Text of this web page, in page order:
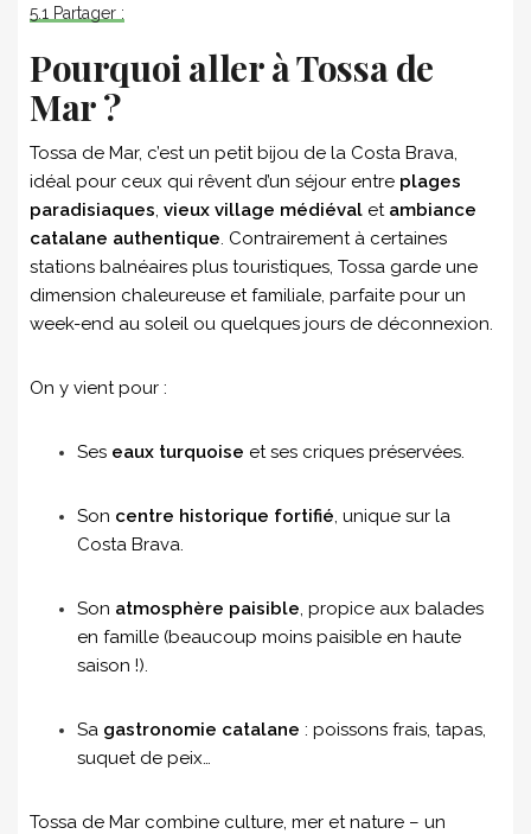
5.1 Partager :
Pourquoi aller à Tossa de
Mar ?
Tossa de Mar, c’est un petit bijou de la Costa Brava,
idéal pour ceux qui rêvent d’un séjour entre plages
paradisiaques, vieux village médiéval et ambiance
catalane authentique. Contrairement à certaines
stations balnéaires plus touristiques, Tossa garde une
dimension chaleureuse et familiale, parfaite pour un
week-end au soleil ou quelques jours de déconnexion.
On y vient pour :
Ses eaux turquoise et ses criques préservées.
Son centre historique fortifié, unique sur la
Costa Brava.
Son atmosphère paisible, propice aux balades
en famille (beaucoup moins paisible en haute
saison !).
Sa gastronomie catalane : poissons frais, tapas,
suquet de peix…
Tossa de Mar combine culture, mer et nature – un